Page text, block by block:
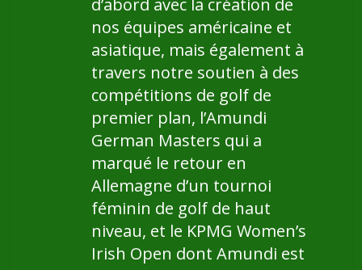
d’abord avec la création de
nos équipes américaine et
asiatique, mais également à
travers notre soutien à des
compétitions de golf de
premier plan, l’Amundi
German Masters qui a
marqué le retour en
Allemagne d’un tournoi
féminin de golf de haut
niveau, et le KPMG Women’s
Irish Open dont Amundi est